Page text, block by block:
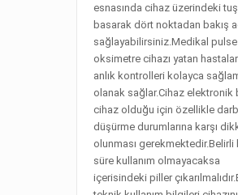
esnasında cihaz üzerindeki
basarak dört noktadan bakış
sağlayabilirsiniz.Medikal pulse
oksimetre cihazı yatan
anlık kontrolleri kolayca
olanak sağlar.Cihaz elektronik
cihaz olduğu için özellikle
düşürme durumlarına karşı
olunması gerekmektedir.Belirli
süre kullanım olmayacaksa
içerisindeki piller